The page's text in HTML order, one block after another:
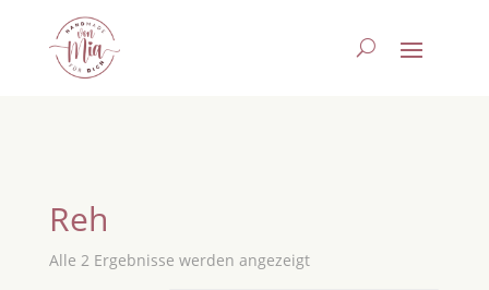
Reh
Alle 2 Ergebnisse werden angezeigt